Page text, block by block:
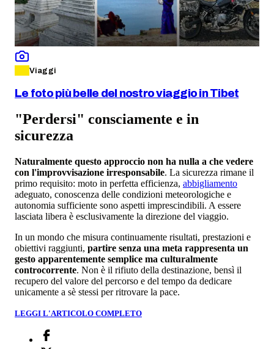
Viaggi
Le foto più belle del nostro viaggio in Tibet
"Perdersi" consciamente e in
sicurezza
Naturalmente questo approccio non ha nulla a che vedere
con l'improvvisazione irresponsabile. La sicurezza rimane il
primo requisito: moto in perfetta efficienza, abbigliamento
adeguato, conoscenza delle condizioni meteorologiche e
autonomia sufficiente sono aspetti imprescindibili. A essere
lasciata libera è esclusivamente la direzione del viaggio.
In un mondo che misura continuamente risultati, prestazioni e
obiettivi raggiunti, partire senza una meta rappresenta un
gesto apparentemente semplice ma culturalmente
controcorrente. Non è il rifiuto della destinazione, bensì il
recupero del valore del percorso e del tempo da dedicare
unicamente a sè stessi per ritrovare la pace.
LEGGI L'ARTICOLO COMPLETO